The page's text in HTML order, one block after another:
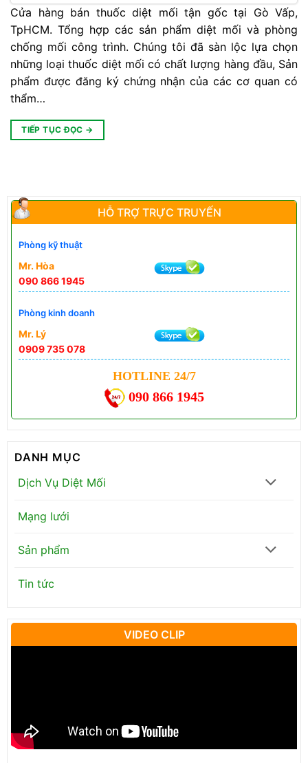
HỖ TRỢ TRỰC TRUYẾN
Phòng kỹ thuật
Mr. Hòa
090 866 1945
Phòng kinh doanh
Mr. Lý
0909 735 078
HOTLINE 24/7
090 866 1945
DANH MỤC
Dịch Vụ Diệt Mối
Mạng lưới
Sản phẩm
Tin tức
VIDEO CLIP
Cửa hàng bán thuốc diệt mối tận gốc tại Gò Vấp,
TpHCM. Tổng hợp các sản phẩm diệt mối và phòng
chống mối công trình. Chúng tôi đã sàn lộc lựa chọn
những loại thuốc diệt mối có chất lượng hàng đầu, Sản
phẩm được đăng ký chứng nhận của các cơ quan có
thẩm…
TIẾP TỤC ĐỌC →